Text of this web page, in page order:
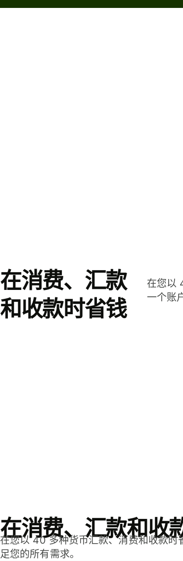
在消费、汇款
和收款时省钱
在您以
一个账
在消费、汇款和收
在您以 40 多种货币汇款、消费和收款时
足您的所有需求。